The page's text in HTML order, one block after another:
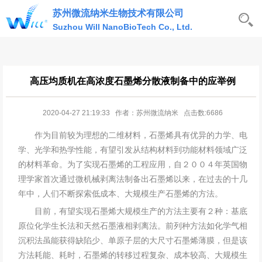
苏州微流纳米生物技术有限公司
Suzhou Will NanoBioTech Co., Ltd.
高压均质机在高浓度石墨烯分散液制备中的应举例
2020-04-27 21:19:33 作者：苏州微流纳米 点击数:6686
作为目前较为理想的二维材料，石墨烯具有优异的力学、电
学、光学和热学性能，有望引发从结构材料到功能材料领域广泛
的材料革命。为了实现石墨烯的工程应用，自２００４年英国物
理学家首次通过微机械剥离法制备出石墨烯以来，在过去的十几
年中，人们不断探索低成本、大规模生产石墨烯的方法。
目前，有望实现石墨烯大规模生产的方法主要有２种：基底
原位化学生长法和天然石墨液相剥离法。前列种方法如化学气相
沉积法虽能获得缺陷少、单原子层的大尺寸石墨烯薄膜，但是该
方法耗能、耗时，石墨烯的转移过程复杂、成本较高、大规模生